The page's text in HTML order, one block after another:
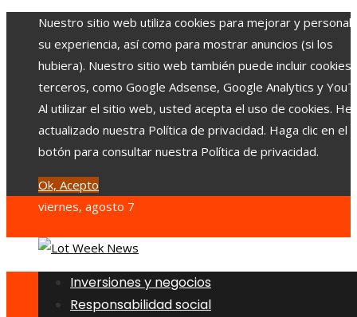
Nuestro sitio web utiliza cookies para mejorar y
su experiencia, así como para mostrar anuncios (si los
hubiera). Nuestro sitio web también puede incluir cookies
terceros, como Google Adsense, Google Analytics y
Al utilizar el sitio web, usted acepta el uso de cookies.
actualizado nuestra Política de privacidad. Haga clic en el
botón para consultar nuestra Política de privacidad.
Ok, Acepto
viernes, agosto 7
Inversiones y negocios
Responsabilidad social